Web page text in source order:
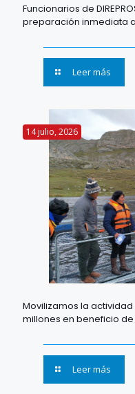
Funcionarios de
preparación inmediata
Leer más
14 julio, 2026
Movilizamos la
millones en beneficio
Leer más